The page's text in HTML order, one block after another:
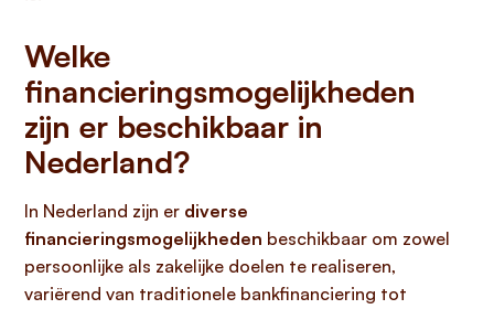
Welke
financieringsmogelijkheden
zijn er beschikbaar in
Nederland?
In Nederland zijn er diverse
financieringsmogelijkheden beschikbaar om zowel
persoonlijke als zakelijke doelen te realiseren,
variërend van traditionele bankfinanciering tot